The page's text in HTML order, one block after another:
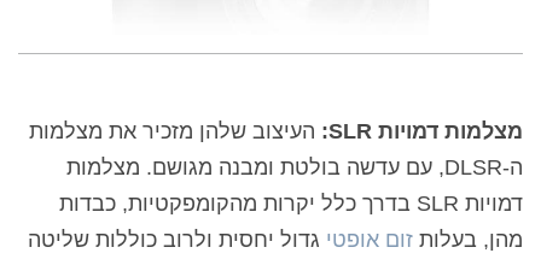
מצלמות דמויות SLR
: העיצוב שלהן מזכיר את מצלמות
ה-DLSR, עם עדשה בולטת ומבנה מגושם. מצלמות
דמויות SLR בדרך כלל יקרות מהקומפקטיות, כבדות
מהן, בעלות זום אופטי גדול יחסית ולרוב כוללות שליטה